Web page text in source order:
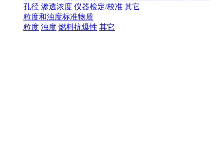
孔径 渗透浓度 仪器检定/校准 其它
粒度和浊度标准物质
粒度 浊度 燃料抗爆性 其它